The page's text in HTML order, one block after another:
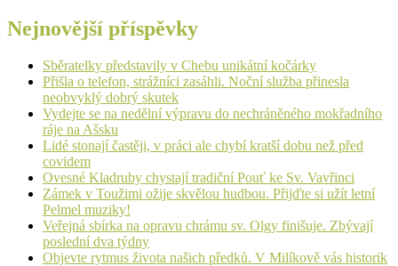
Nejnovější příspěvky
Sběratelky představily v Chebu unikátní kočárky
Přišla o telefon, strážníci zasáhli. Noční služba přinesla
neobvyklý dobrý skutek
Vydejte se na nedělní výpravu do nechráněného mokřadního
ráje na Ašsku
Lidé stonají častěji, v práci ale chybí kratší dobu než před
covidem
Ovesné Kladruby chystají tradiční Pouť ke Sv. Vavřinci
Zámek v Toužimi ožije skvělou hudbou. Přijďte si užít letní
Pelmel muziky!
Veřejná sbírka na opravu chrámu sv. Olgy finišuje. Zbývají
poslední dva týdny
Objevte rytmus života našich předků. V Milíkově vás historik